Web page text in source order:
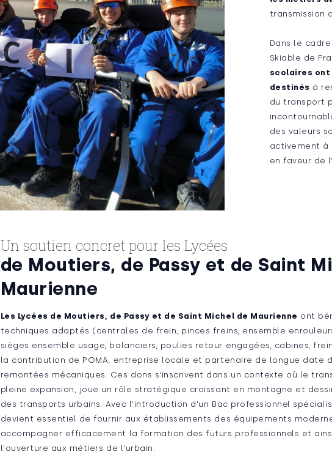
transmission
Dans le
Skiable de
scolaires ont
destinés à
du transport
des valeurs
activement à
en faveur de
Un soutien concret pour les Lycées
de Moutiers, de Passy et de Saint
Maurienne
Les Lycées de Moutiers, de Passy et de Saint Michel de Maurienne ont
techniques adaptés (centrales de frein, pinces freins, ensemble
sièges ensemble usage, balanciers, poulies retour engagées, cabines,
la contribution de POMA, entreprise locale et partenaire de longue date
remontées mécaniques. Ces dons s'inscrivent dans un contexte où le
pleine expansion, joue un rôle stratégique croissant en montagne et
des transports urbains. Avec l'introduction d'un Bac professionnel
devient essentiel de fournir aux établissements des équipements
accompagner efficacement la formation des futurs professionnels et
l'ouverture aux métiers de l'urbain.